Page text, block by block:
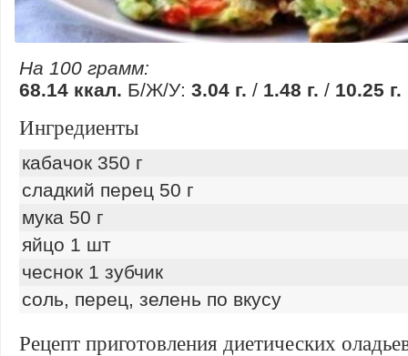
На 100 грамм:
68.14 ккал. Б/Ж/У: 3.04 г. / 1.48 г. / 10.25 г.
Ингредиенты
кабачок 350 г
сладкий перец 50 г
мука 50 г
яйцо 1 шт
чеснок 1 зубчик
соль, перец, зелень по вкусу
Рецепт приготовления диетических